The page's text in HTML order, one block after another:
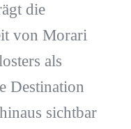
die
von Morari
als
Destination
sichtbar